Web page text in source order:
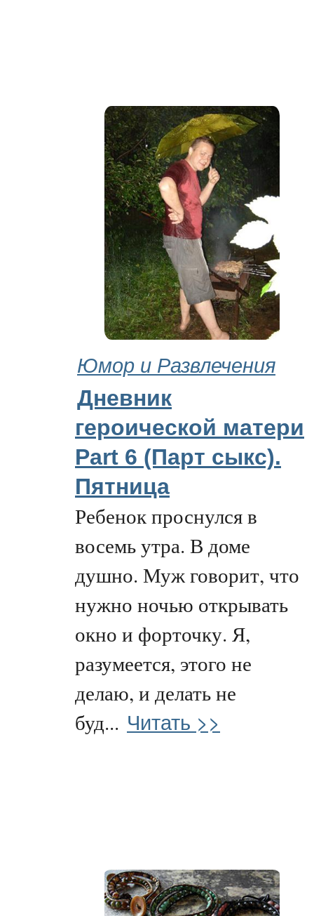
Юмор и Развлечения
Дневник
героической матери
Part 6 (Парт cыкс).
Пятница
Ребенок проснулся в
восемь утра. В доме
душно. Муж говорит, что
нужно ночью открывать
окно и форточку. Я,
разумеется, этого не
делаю, и делать не
буд... Читать >>